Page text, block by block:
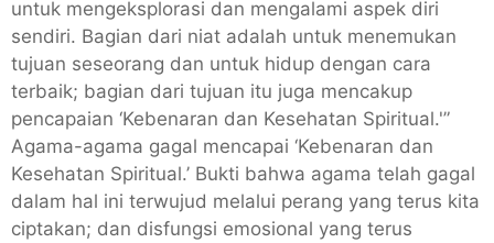
untuk mengeksplorasi dan mengalami aspek diri
sendiri. Bagian dari niat adalah untuk menemukan
tujuan seseorang dan untuk hidup dengan cara
terbaik; bagian dari tujuan itu juga mencakup
pencapaian ‘Kebenaran dan Kesehatan Spiritual.'”
Agama-agama gagal mencapai ‘Kebenaran dan
Kesehatan Spiritual.’ Bukti bahwa agama telah gagal
dalam hal ini terwujud melalui perang yang terus kita
ciptakan; dan disfungsi emosional yang terus